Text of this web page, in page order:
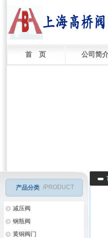
首 页 公司简
产品分类 /PRODUCT
减压阀
钢瓶阀
黄铜阀门